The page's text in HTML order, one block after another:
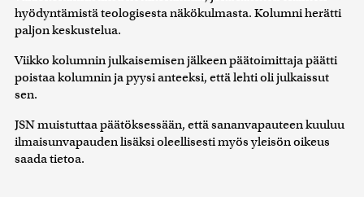
hyödyntämistä teologisesta näkökulmasta. Kolumni herätti
paljon keskustelua.
Viikko kolumnin julkaisemisen jälkeen päätoimittaja päätti
poistaa kolumnin ja pyysi anteeksi, että lehti oli julkaissut
sen.
JSN muistuttaa päätöksessään, että sananvapauteen kuuluu
ilmaisunvapauden lisäksi oleellisesti myös yleisön oikeus
saada tietoa.